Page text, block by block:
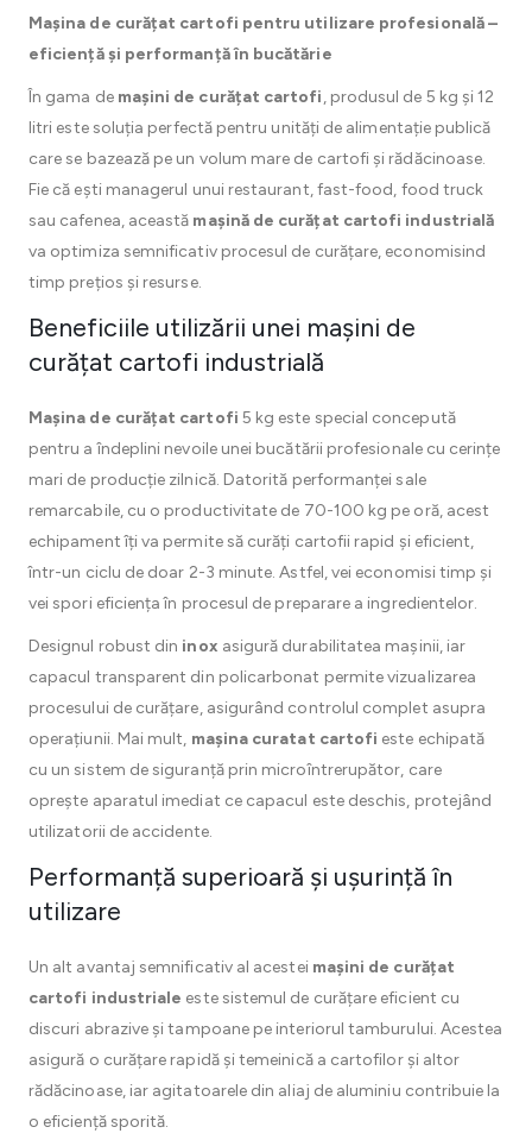
Mașina de curățat cartofi pentru utilizare profesională –
eficiență și performanță în bucătărie
În gama de mașini de curățat cartofi, produsul de 5 kg și 12
litri este soluția perfectă pentru unități de alimentație publică
care se bazează pe un volum mare de cartofi și rădăcinoase.
Fie că ești managerul unui restaurant, fast-food, food truck
sau cafenea, această mașină de curățat cartofi industrială
va optimiza semnificativ procesul de curățare, economisind
timp prețios și resurse.
Beneficiile utilizării unei mașini de
curățat cartofi industrială
Mașina de curățat cartofi 5 kg este special concepută
pentru a îndeplini nevoile unei bucătării profesionale cu cerințe
mari de producție zilnică. Datorită performanței sale
remarcabile, cu o productivitate de 70-100 kg pe oră, acest
echipament îți va permite să curăți cartofii rapid și eficient,
într-un ciclu de doar 2-3 minute. Astfel, vei economisi timp și
vei spori eficiența în procesul de preparare a ingredientelor.
Designul robust din inox asigură durabilitatea mașinii, iar
capacul transparent din policarbonat permite vizualizarea
procesului de curățare, asigurând controlul complet asupra
operațiunii. Mai mult, mașina curatat cartofi este echipată
cu un sistem de siguranță prin microîntrerupător, care
oprește aparatul imediat ce capacul este deschis, protejând
utilizatorii de accidente.
Performanță superioară și ușurință în
utilizare
Un alt avantaj semnificativ al acestei mașini de curățat
cartofi industriale este sistemul de curățare eficient cu
discuri abrazive și tampoane pe interiorul tamburului. Acestea
asigură o curățare rapidă și temeinică a cartofilor și altor
rădăcinoase, iar agitatoarele din aliaj de aluminiu contribuie la
o eficiență sporită.